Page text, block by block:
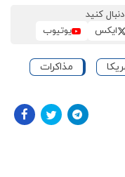
کنید
ایکس یوتیوب
مذاکرات